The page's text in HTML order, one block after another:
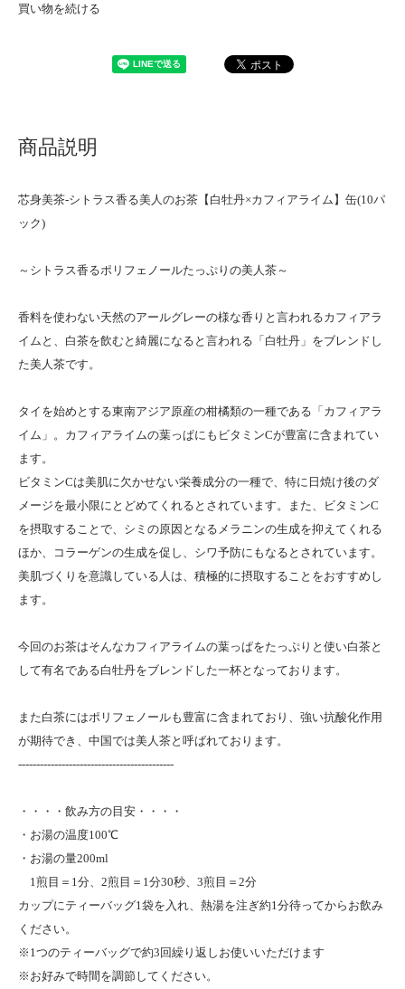
買い物を続ける
商品説明
芯身美茶-シトラス香る美人のお茶【白牡丹×カフィアライム】缶(10パ
ック)
～シトラス香るポリフェノールたっぷりの美人茶～
香料を使わない天然のアールグレーの様な香りと言われるカフィアラ
イムと、白茶を飲むと綺麗になると言われる「白牡丹」をブレンドし
た美人茶です。
タイを始めとする東南アジア原産の柑橘類の一種である「カフィアラ
イム」。カフィアライムの葉っぱにもビタミンCが豊富に含まれてい
ます。
ビタミンCは美肌に欠かせない栄養成分の一種で、特に日焼け後のダ
メージを最小限にとどめてくれるとされています。また、ビタミンC
を摂取することで、シミの原因となるメラニンの生成を抑えてくれる
ほか、コラーゲンの生成を促し、シワ予防にもなるとされています。
美肌づくりを意識している人は、積極的に摂取することをおすすめし
ます。
今回のお茶はそんなカフィアライムの葉っぱをたっぷりと使い白茶と
して有名である白牡丹をブレンドした一杯となっております。
また白茶にはポリフェノールも豊富に含まれており、強い抗酸化作用
が期待でき、中国では美人茶と呼ばれております。
-------------------------------------------
・・・・飲み方の目安・・・・
・お湯の温度100℃
・お湯の量200ml
1煎目＝1分、2煎目＝1分30秒、3煎目＝2分
カップにティーバッグ1袋を入れ、熱湯を注ぎ約1分待ってからお飲み
ください。
※1つのティーバッグで約3回繰り返しお使いいただけます
※お好みで時間を調節してください。